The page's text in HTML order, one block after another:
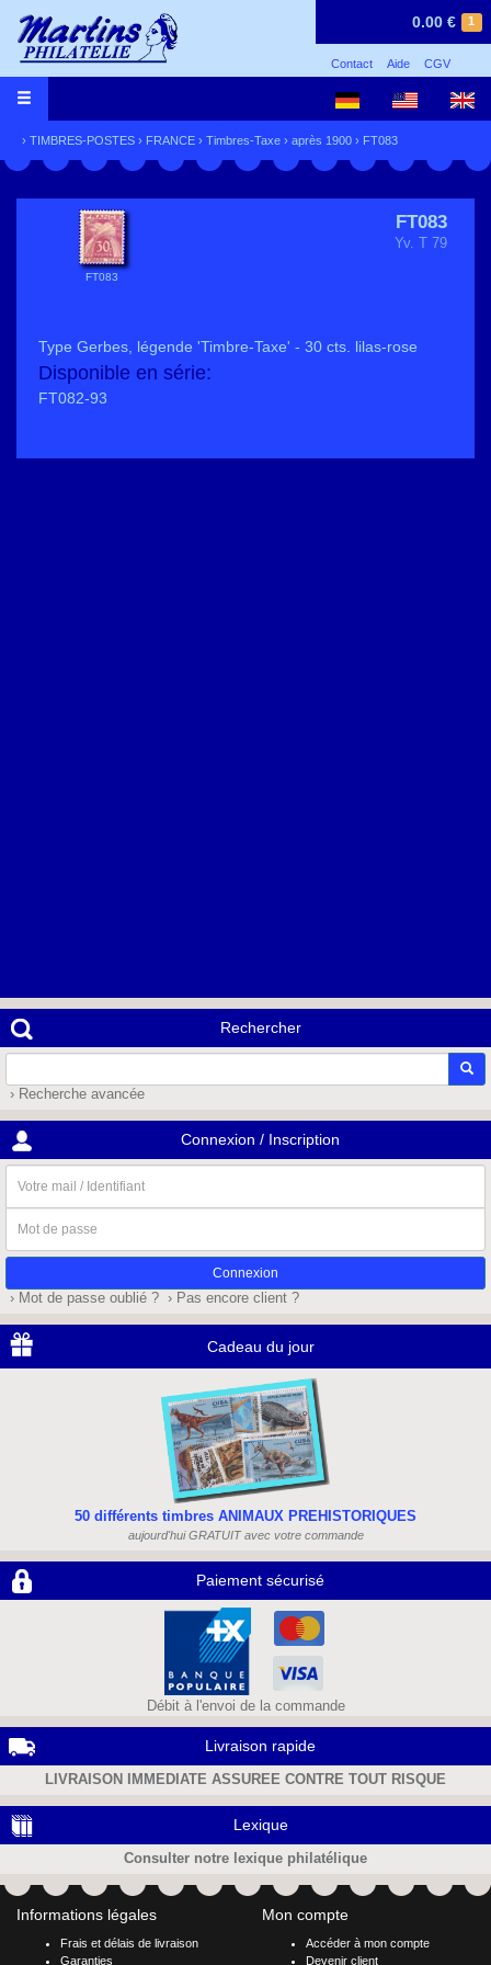
1
0.00 €
Contact Aide CGV
› TIMBRES-POSTES › FRANCE › Timbres-Taxe › après 1900 › FT083
FT083
FT083
Yv. T 79
Type Gerbes, légende 'Timbre-Taxe' - 30 cts. lilas-rose
Disponible en série:
FT082-93
Rechercher
› Recherche avancée
Connexion / Inscription
mail
/
Identifiant
de
passe
› Mot de passe oublié ? › Pas encore client ?
Cadeau du jour
50 différents timbres ANIMAUX PREHISTORIQUES
aujourd'hui GRATUIT avec votre commande
Paiement sécurisé
Débit à l'envoi de la commande
Livraison rapide
LIVRAISON IMMEDIATE ASSUREE CONTRE TOUT RISQUE
Lexique
Consulter notre lexique philatélique
Informations légales
Frais et délais de livraison
Garanties
Mon compte
Accéder à mon compte
Devenir client